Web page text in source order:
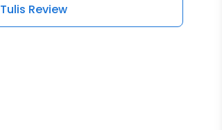
Tulis Review